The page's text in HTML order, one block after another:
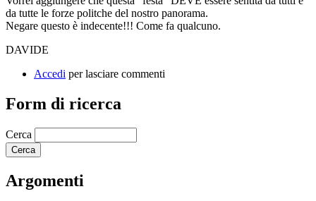
da tutte le forze politche del nostro panorama.
Negare questo è indecente!!! Come fa qualcuno.
DAVIDE
Accedi per lasciare commenti
Form di ricerca
Cerca
Argomenti